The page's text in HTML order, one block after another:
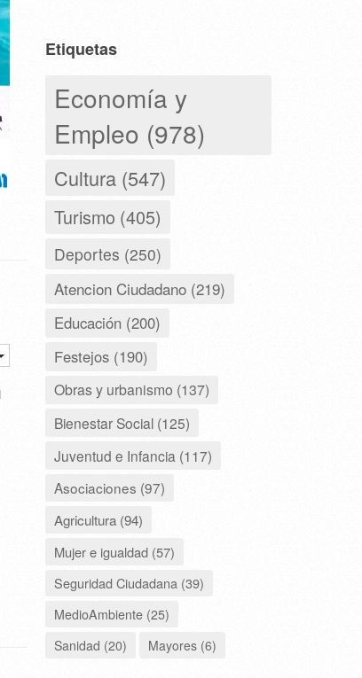
Etiquetas
Economía y
Empleo (978)
Cultura (547)
Turismo (405)
Deportes (250)
Atencion Ciudadano (219)
Educación (200)
Festejos (190)
Obras y urbanismo (137)
Bienestar Social (125)
Juventud e Infancia (117)
Asociaciones (97)
Agricultura (94)
Mujer e igualdad (57)
Seguridad Ciudadana (39)
MedioAmbiente (25)
Sanidad (20)
Mayores (6)